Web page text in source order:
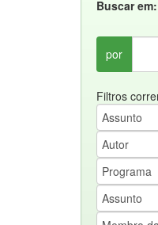
Buscar em:
por
Filtros